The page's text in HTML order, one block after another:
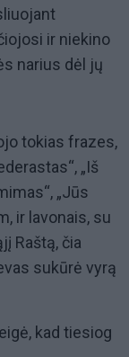
ir niekino
narius dėl jų
tokias frazes,
„Iš
„Jūs
ir lavonais, su
Raštą, čia
sukūrė vyrą
kad tiesiog